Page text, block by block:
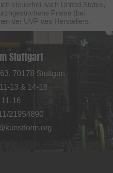
steuerfrei nach United States,
Preise (bei
der UVP des Herstellers.
Stuttgart
70178 Stuttgart
13 & 14-18
11-16
21954890